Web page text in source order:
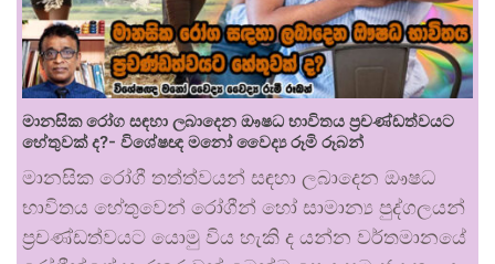
මානසික රෝග සඳහා ලබාදෙන ඖෂධ භාවිතය ප්‍රචණ්ඩත්වයට
හේතුවක් ද?- විශේෂඥ මනෝ වෛද්‍ය රූමි රූබන්
මානසික රෝගී තත්ත්වයන් සඳහා ලබාදෙන ඖෂධ
භාවිතය හේතුවෙන් රෝගීන් හෝ සාමාන්‍ය පුද්ගලයන්
ප්‍රචණ්ඩත්වයට යොමු විය හැකි ද යන්න වර්තමානයේ